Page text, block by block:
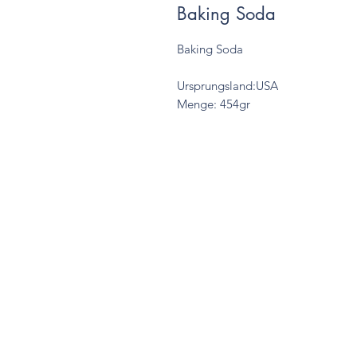
Baking Soda
Baking Soda
Ursprungsland:USA
Menge: 454gr